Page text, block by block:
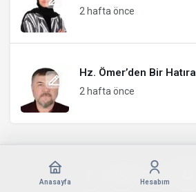
2 hafta önce
Hz. Ömer’den Bir Hatıra
2 hafta önce
Anasayfa Hesabım